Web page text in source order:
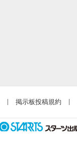
掲示板投稿規約